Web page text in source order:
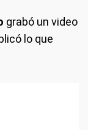
grabó un video
lo que